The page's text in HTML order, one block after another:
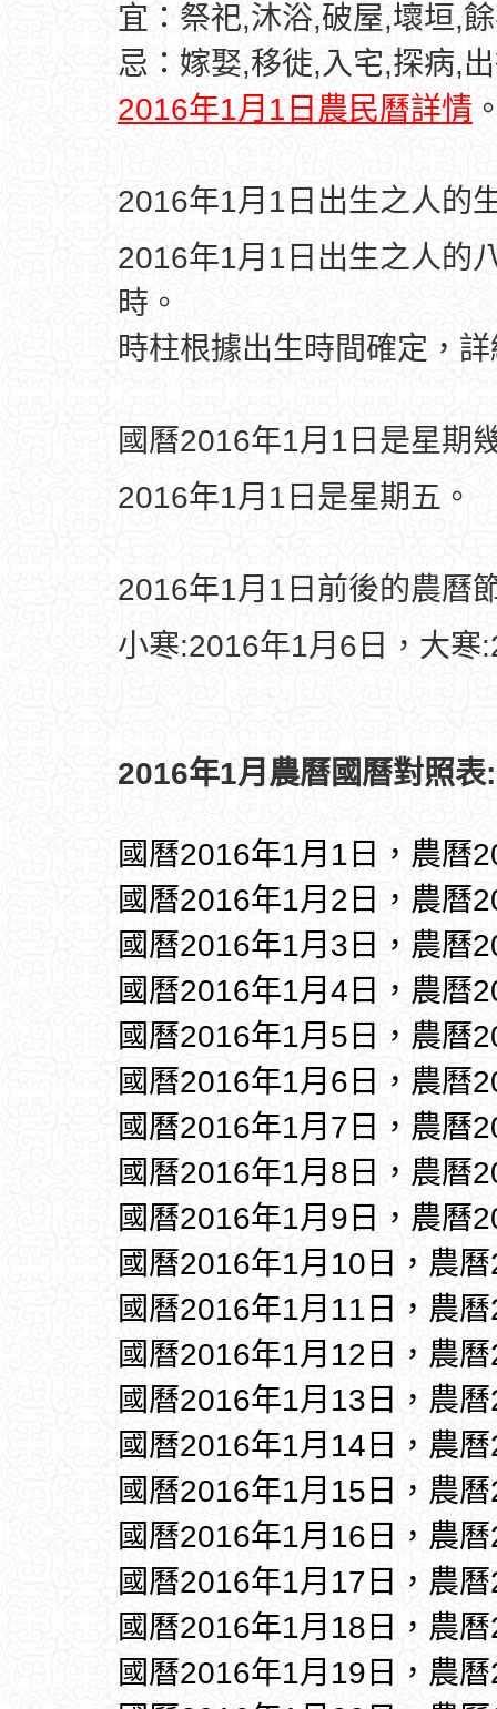
宜：祭祀,沐浴,破屋,壞垣,
忌：嫁娶,移徙,入宅,探病,
2016年1月1日農民曆詳情
2016年1月1日出生之人的
2016年1月1日出生之人的
時。
時柱根據出生時間確定，
國曆2016年1月1日是星期
2016年1月1日是星期五。
2016年1月1日前後的農曆
小寒:2016年1月6日，大寒
2016年1月農曆國曆對照表:
國曆2016年1月1日，農曆
國曆2016年1月2日，農曆
國曆2016年1月3日，農曆
國曆2016年1月4日，農曆
國曆2016年1月5日，農曆
國曆2016年1月6日，農曆
國曆2016年1月7日，農曆
國曆2016年1月8日，農曆
國曆2016年1月9日，農曆
國曆2016年1月10日，農
國曆2016年1月11日，農
國曆2016年1月12日，農
國曆2016年1月13日，農
國曆2016年1月14日，農
國曆2016年1月15日，農
國曆2016年1月16日，農
國曆2016年1月17日，農
國曆2016年1月18日，農
國曆2016年1月19日，農